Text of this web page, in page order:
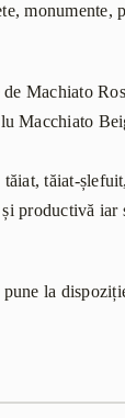
Machiato
Macchiato
tăiat-
productivă
la